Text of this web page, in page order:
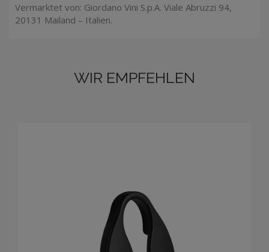
Vermarktet von: Giordano Vini S.p.A. Viale Abruzzi 94,
20131 Mailand – Italien.
WIR EMPFEHLEN